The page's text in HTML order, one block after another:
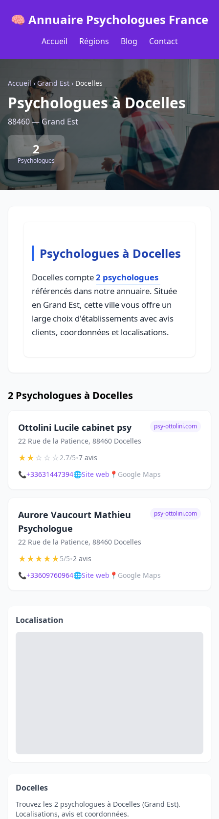
🧠 Annuaire Psychologues France
Accueil Régions Blog Contact
Accueil› Grand Est › Docelles
Psychologues à Docelles
88460 — Grand Est
2
Psychologues
Psychologues à Docelles
Docelles compte2 psychologues
référencés dans notre annuaire. Située
en Grand Est, cette ville vous offre un
large choix d'établissements avec avis
clients, coordonnées et localisations.
2 Psychologues à Docelles
Ottolini Lucile cabinet psy
22 Rue de la Patience, 88460 Docelles
psy-ottolini.com
★★☆☆☆2.7/5•7 avis
📞+33631447394🌐Site web 📍 Google Maps
Aurore Vaucourt Mathieu
Psychologue
22 Rue de la Patience, 88460 Docelles
psy-ottolini.com
★★★★★5/5•2 avis
📞+33609760964🌐Site web 📍 Google Maps
Localisation
Docelles
Trouvez les 2 psychologues à Docelles (Grand Est).
Localisations, avis et coordonnées.